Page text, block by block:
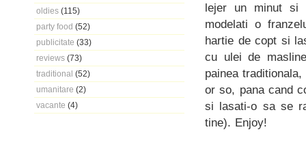
oldies (115)
party food (52)
publicitate (33)
reviews (73)
traditional (52)
umanitare (2)
vacante (4)
lejer un minut si
modelati o
hartie de copt si
cu ulei de
painea
or so, pana cand
si lasati-o sa se
tine). Enjoy!